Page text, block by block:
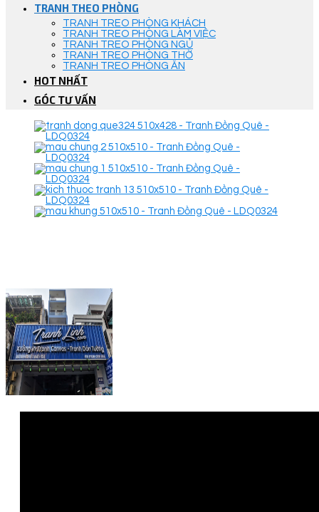
TRANH THEO PHÒNG
TRANH TREO PHÒNG KHÁCH
TRANH TREO PHÒNG LÀM VIỆC
TRANH TREO PHÒNG NGỦ
TRANH TREO PHÒNG THỜ
TRANH TREO PHÒNG ĂN
HOT NHẤT
GÓC TƯ VẤN